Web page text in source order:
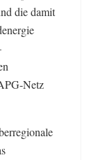
die damit
Netz